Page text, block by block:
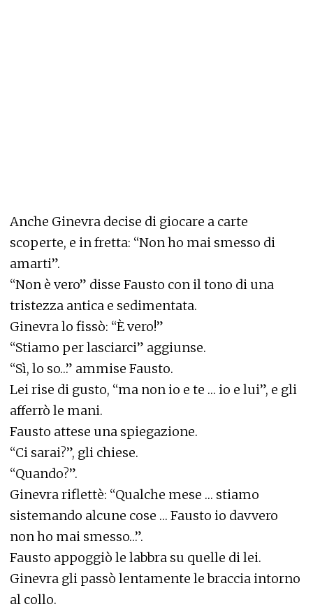
Anche Ginevra decise di giocare a carte
scoperte, e in fretta: “Non ho mai smesso di
amarti”.
“Non è vero” disse Fausto con il tono di una
tristezza antica e sedimentata.
Ginevra lo fissò: “È vero!”
“Stiamo per lasciarci” aggiunse.
“Sì, lo so…” ammise Fausto.
Lei rise di gusto, “ma non io e te … io e lui”, e gli
afferrò le mani.
Fausto attese una spiegazione.
“Ci sarai?”, gli chiese.
“Quando?”.
Ginevra riflettè: “Qualche mese … stiamo
sistemando alcune cose … Fausto io davvero
non ho mai smesso…”.
Fausto appoggiò le labbra su quelle di lei.
Ginevra gli passò lentamente le braccia intorno
al collo.